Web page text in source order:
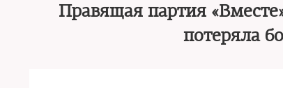
Правящая партия
потеряла